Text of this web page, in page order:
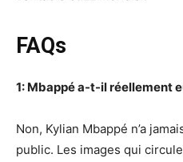
FAQs
1: Mbappé a-t-il réellement
Non, Kylian Mbappé n’a
public. Les images qui